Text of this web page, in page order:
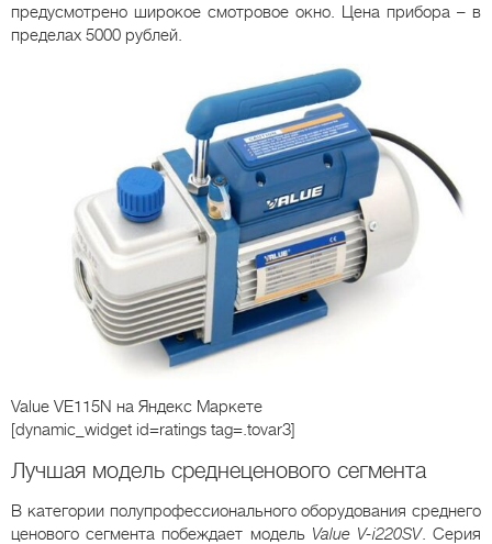
предусмотрено широкое смотровое окно. Цена прибора – в
пределах 5000 рублей.
Value VE115N на Яндекс Маркете
[dynamic_widget id=ratings tag=.tovar3]
Лучшая модель среднеценового сегмента
В категории полупрофессионального оборудования среднего
ценового сегмента побеждает модель Value V-i220SV. Серия